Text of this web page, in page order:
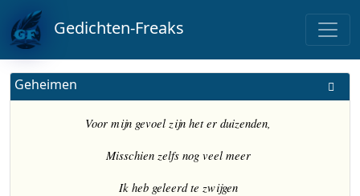
Gedichten-Freaks
Geheimen
Voor mijn gevoel zijn het er duizenden,
Misschien zelfs nog veel meer
Ik heb geleerd te zwijgen